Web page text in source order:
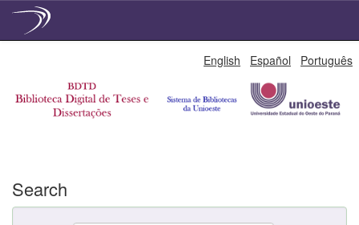
English Español Português
Search